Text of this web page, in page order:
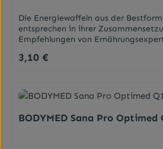
Die Energiewaffeln aus der
entsprechen in ihrer Zusammensetzung den aktuellen
Empfehlungen von Ernährungsexperten
eiweißoptimierte Ernährungsweise. Die Energiewaffeln
liefern extra viel Energie durch die
Bodymed-Ernährungskonzepts
Energiewaffeln als Nachspeise die Hauptmahlzeiten
Regulärer Preis:
3,10 €
BODYMED Sana Pro Optimed